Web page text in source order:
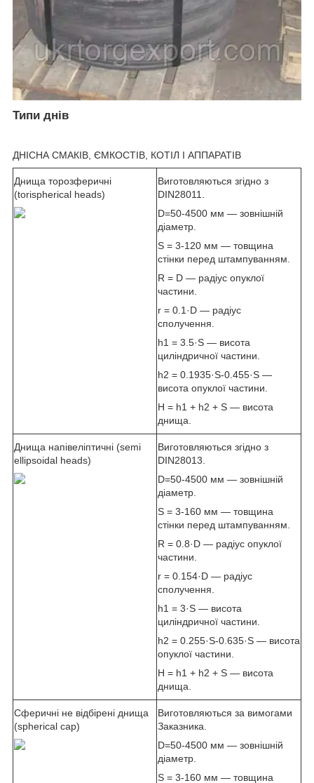
Типи днів
ДНІСНА СМАКІВ, ЄМКОСТІВ, КОТІЛ І АППАРАТІВ
Днища торозферичні
(torispherical heads)
Виготовляються згідно з
DIN28011.
D=50-4500 мм — зовнішній
діаметр.
S = 3-120 мм — товщина
стінки перед штампуванням.
R = D — радіус опуклої
частини.
r = 0.1·D — радіус
сполучення.
h1 = 3.5·S — висота
циліндричної частини.
h2 = 0.1935·S-0.455·S —
висота опуклої частини.
H = h1 + h2 + S — висота
днища.
Днища напівеліптичні (semi
ellipsoidal heads)
Виготовляються згідно з
DIN28013.
D=50-4500 мм — зовнішній
діаметр.
S = 3-160 мм — товщина
стінки перед штампуванням.
R = 0.8·D — радіус опуклої
частини.
r = 0.154·D — радіус
сполучення.
h1 = 3·S — висота
циліндричної частини.
h2 = 0.255·S-0.635·S — висота
опуклої частини.
H = h1 + h2 + S — висота
днища.
Сферичні не відбірені днища
(spherical cap)
Виготовляються за вимогами
Заказника.
D=50-4500 мм — зовнішній
діаметр.
S = 3-160 мм — товщина